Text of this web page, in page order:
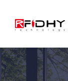
容
关于RFIDHY